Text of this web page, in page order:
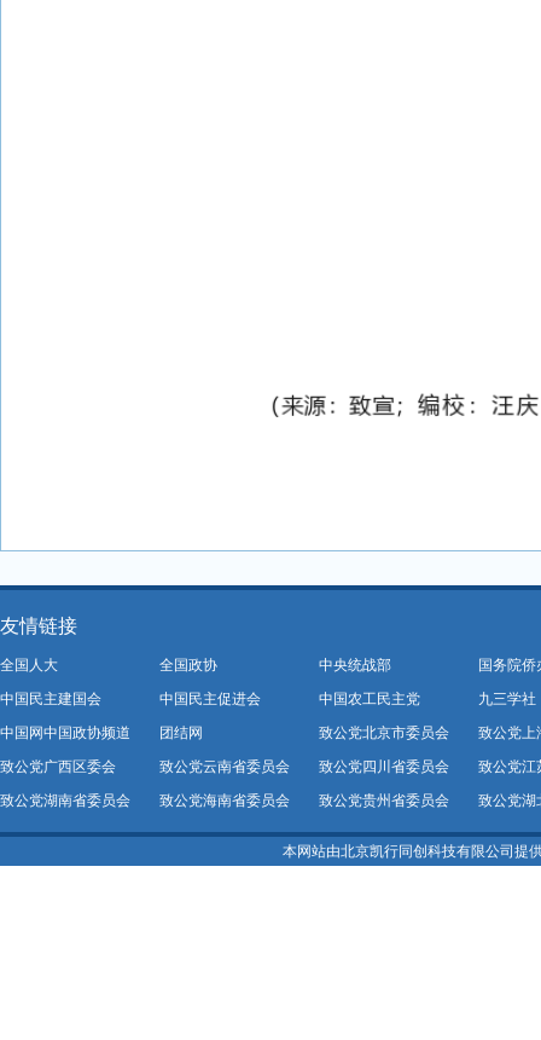
友情链接
全国人大 全国政协 中央统战部
国务院侨
中国民主建国会
中国民主促进会 中国农工民主党
九三学社
中国网中国政协频道
团结网 致公党北京市委员会
致公党上
致公党广西区委会
致公党云南省委员会 致公党四川省委员会
致公党江
致公党湖南省委员会
致公党海南省委员会 致公党贵州省委员会 致公党湖
本网站由北京凯行同创科技有限公司提